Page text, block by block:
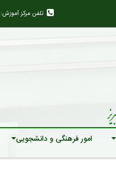
تلفن مرکز آموزش:
امور فرهنگی و دانشجویی